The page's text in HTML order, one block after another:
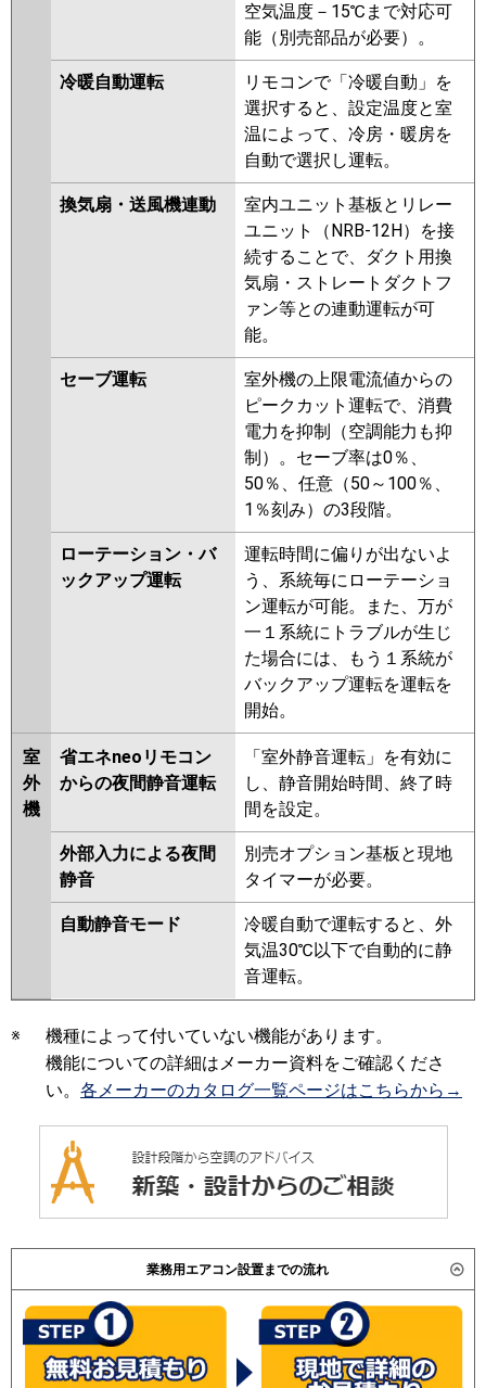
空気温度－15℃まで対応可
能（別売部品が必要）。
冷暖自動運転
リモコンで「冷暖自動」を
選択すると、設定温度と室
温によって、冷房・暖房を
自動で選択し運転。
換気扇・送風機連動
室内ユニット基板とリレー
ユニット（NRB-12H）を接
続することで、ダクト用換
気扇・ストレートダクトフ
ァン等との連動運転が可
能。
セーブ運転
室外機の上限電流値からの
ピークカット運転で、消費
電力を抑制（空調能力も抑
制）。セーブ率は0％、
50％、任意（50～100％、
1％刻み）の3段階。
ローテーション・バ
ックアップ運転
運転時間に偏りが出ないよ
う、系統毎にローテーショ
ン運転が可能。また、万が
一１系統にトラブルが生じ
た場合には、もう１系統が
バックアップ運転を運転を
開始。
室
外
機
省エネneoリモコン
からの夜間静音運転
「室外静音運転」を有効に
し、静音開始時間、終了時
間を設定。
外部入力による夜間
静音
別売オプション基板と現地
タイマーが必要。
自動静音モード
冷暖自動で運転すると、外
気温30℃以下で自動的に静
音運転。
※
機種によって付いていない機能があります。
機能についての詳細はメーカー資料をご確認くださ
い。 各メーカーのカタログ一覧ページはこちらから→
業務用エアコン設置までの流れ